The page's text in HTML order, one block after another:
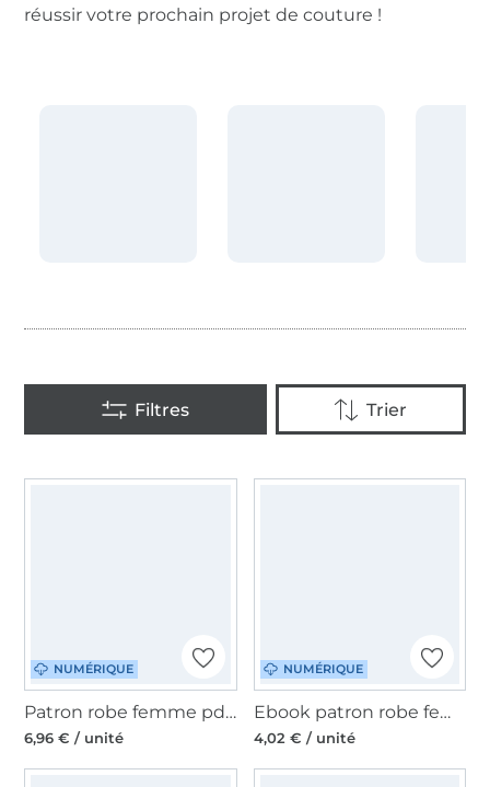
réussir votre prochain projet de couture !
NUMÉRIQUE
Patron robe femme pdf Liese Konfetti Patterns, en allemand
6,96 € / unité
NUMÉRIQUE
Ebook patron robe femme Maura Sew Simple, en allemand
4,02 € / unité